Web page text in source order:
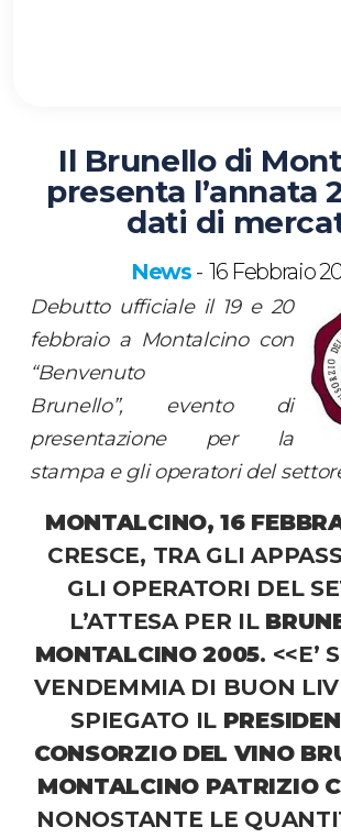
Il Brunello di
presenta l’annata
dati di
News - 16 Febbraio
Debutto ufficiale il 19 e 20
febbraio a Montalcino con
“Benvenuto
Brunello”, evento di
presentazione per la
stampa e gli operatori del
MONTALCINO, 16
CRESCE, TRA GLI
GLI OPERATORI DEL
L’ATTESA PER IL
MONTALCINO 2005. <<E’
VENDEMMIA DI BUON
SPIEGATO IL
CONSORZIO DEL VINO
MONTALCINO PATRIZIO
NONOSTANTE LE